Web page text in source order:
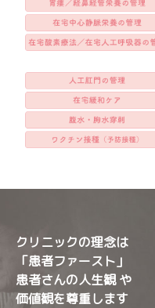
クリニックの理念は
「患者ファースト」
患者さんの人生観 や
価値観を尊重します